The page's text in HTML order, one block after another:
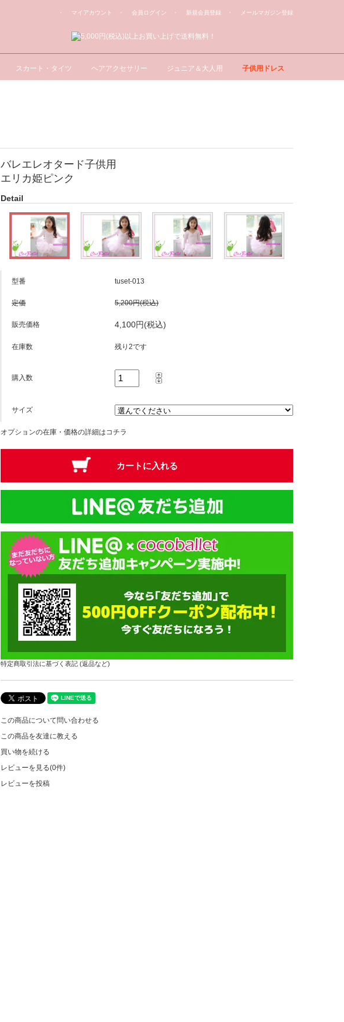
・ マイアカウント ・ 会員ログイン ・ 新規会員登録 ・ メールマガジン登録
スカート・タイツ ヘアアクセサリー ジュニア＆大人用 子供用ドレス
バレエレオタード子供用
エリカ姫ピンク
Detail
型番 tuset-013
定価 5,200円(税込)
販売価格 4,100円(税込)
在庫数 残り2です
購入数
サイズ
オプションの在庫・価格の詳細はコチラ
特定商取引法に基づく表記 (返品など)
この商品について問い合わせる
この商品を友達に教える
買い物を続ける
レビューを見る(0件)
レビューを投稿